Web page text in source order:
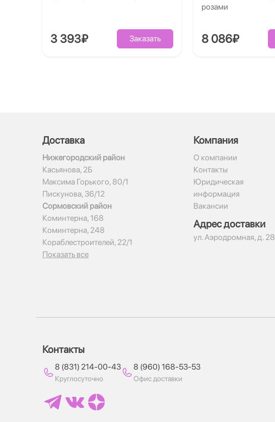
3 393₽ Заказать
розами
8 086₽
Доставка
Нижегородский район
Касьянова, 2Б
Максима Горького, 80/1
Пискунова, 36/12
Сормовский район
Коминтерна, 168
Коминтерна, 248
Кораблестроителей, 22/1
Показать все
Компания
О компании
Контакты
Юридическая
информация
Вакансии
Адрес доставки
ул. Аэродромная, д. 28
Контакты
8 (831) 214-00-43
Круглосуточно
8 (960) 168-53-53
Офис доставки